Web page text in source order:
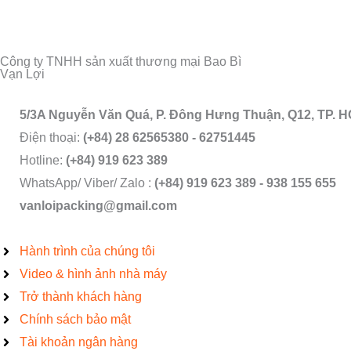
Công ty TNHH sản xuất thương mại Bao Bì
Vạn Lợi
5/3A Nguyễn Văn Quá, P. Đông Hưng Thuận, Q12, TP.
Điện thoại: (+84) 28 62565380 - 62751445
Hotline: (+84) 919 623 389
WhatsApp/ Viber/ Zalo : (+84) 919 623 389 - 938 155 655
vanloipacking@gmail.com
Hành trình của chúng tôi
Video & hình ảnh nhà máy
Trở thành khách hàng
Chính sách bảo mật
Tài khoản ngân hàng